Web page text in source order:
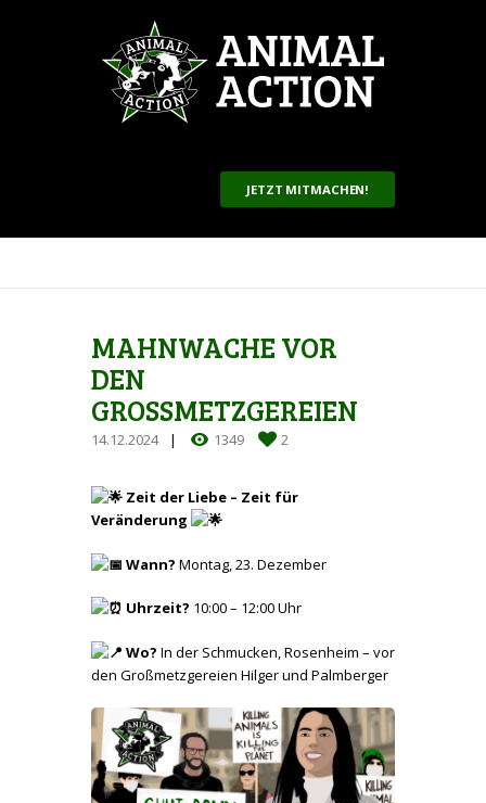
JETZT MITMACHEN!
MAHNWACHE VOR
DEN
GROSSMETZGEREIEN
14.12.2024 1349 2
Zeit der Liebe – Zeit für
Veränderung
Wann? Montag, 23. Dezember
Uhrzeit? 10:00 – 12:00 Uhr
Wo? In der Schmucken, Rosenheim – vor
den Großmetzgereien Hilger und Palmberger